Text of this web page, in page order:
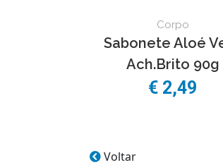
Corpo
Sabonete Aloé
Ach.Brito 90g
€ 2,49
Voltar